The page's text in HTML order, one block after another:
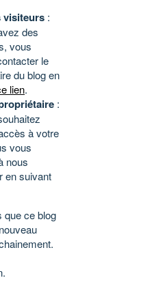
visiteurs :
des
vous
le
du blog en
lien.
:
à votre
vous
nous
en suivant
que ce blog